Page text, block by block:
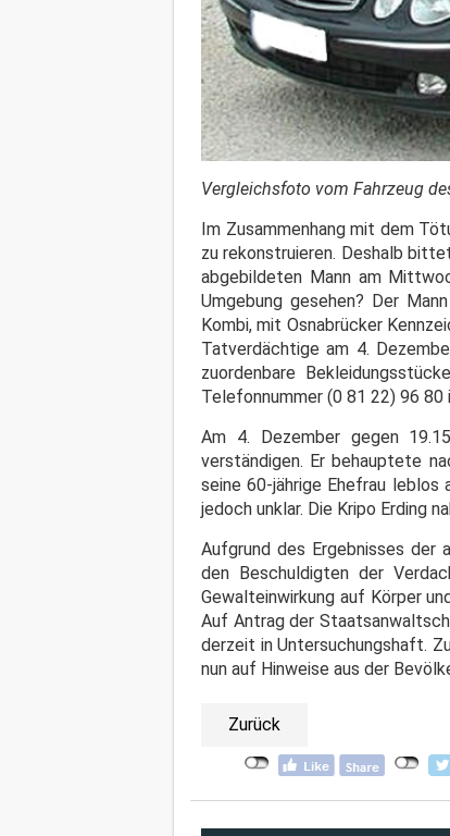
Vergleichsfoto vom Fahrzeug
Im Zusammenhang mit dem
zu rekonstruieren. Deshalb
abgebildeten Mann am
Umgebung gesehen? Der
Kombi, mit Osnabrücker
Tatverdächtige am 4.
zuordenbare
Telefonnummer (0 81 22) 96 80
Am 4. Dezember gegen
verständigen. Er behauptete
seine 60-jährige Ehefrau
jedoch unklar. Die Kripo Erding
Aufgrund des Ergebnisses der
den Beschuldigten der
Gewalteinwirkung auf Körper
Auf Antrag der
derzeit in Untersuchungshaft.
nun auf Hinweise aus der
Zurück